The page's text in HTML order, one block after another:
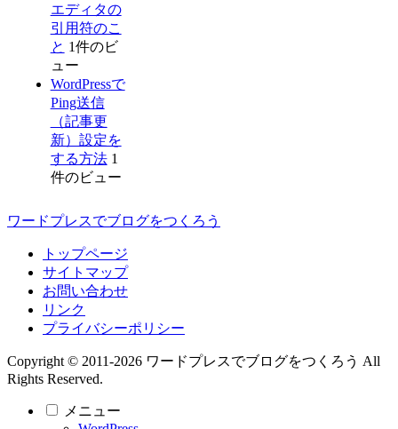
エディタの
引用符のこ
と 1件のビ
ュー
WordPressで
Ping送信
（記事更
新）設定を
する方法 1
件のビュー
ワードプレスでブログをつくろう
トップページ
サイトマップ
お問い合わせ
リンク
プライバシーポリシー
Copyright © 2011-2026 ワードプレスでブログをつくろう All
Rights Reserved.
メニュー